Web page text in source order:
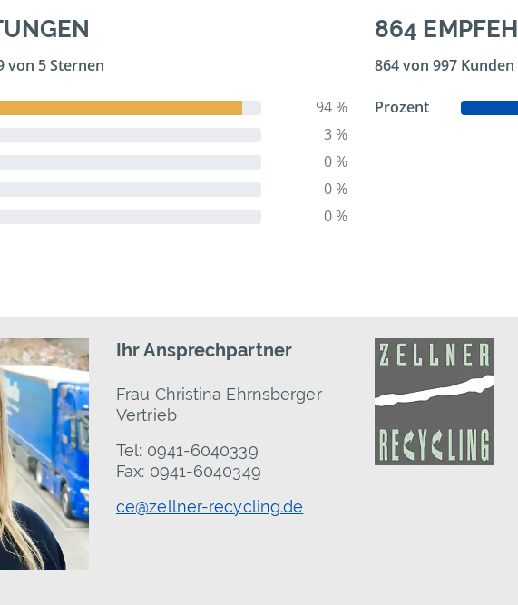
von 5 Sternen
94 %
3 %
0 %
0 %
0 %
864
864 von 997 Kunden
Prozent
Ihr Ansprechpartner
Frau Christina Ehrnsberger
Vertrieb
Tel: 0941-6040339
Fax: 0941-6040349
ce@zellner-recycling.de